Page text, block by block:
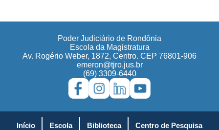
Poder Judiciário de Rondônia
Escola da Magistratura
Av. Rogério Weber, 1872, Centro. CEP 76801-906
emeron@tjro.jus.br
(69) 3309-6440
Início Escola Biblioteca Centro de Pesquisa